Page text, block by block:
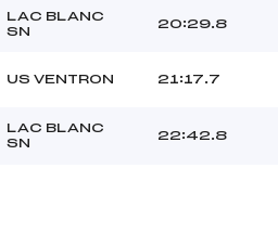
LAC BLANC
SN
20:29.8
US VENTRON 21:17.7
LAC BLANC
SN
22:42.8